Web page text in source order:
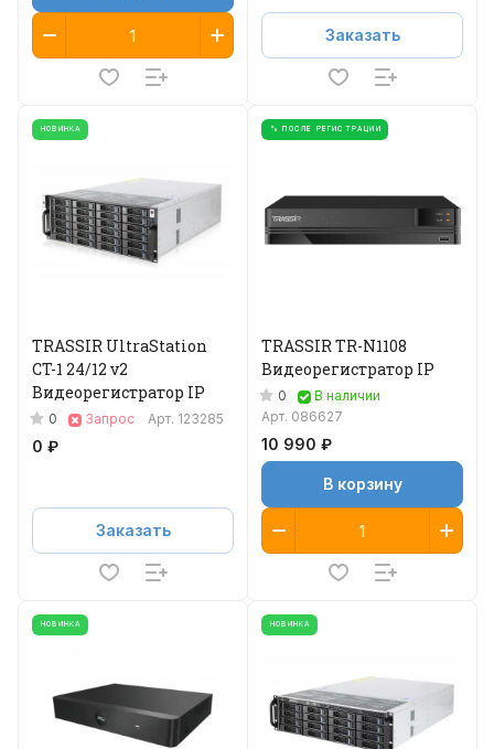
Заказать
НОВИНКА
TRASSIR UltraStation
CT-1 24/12 v2
Видеорегистратор IP
0 Запрос Арт. 123285
0 ₽
Заказать
% ПОСЛЕ РЕГИСТРАЦИИ
TRASSIR TR-N1108
Видеорегистратор IP
0
В наличии
Арт. 086627
10 990 ₽
В корзину
НОВИНКА НОВИНКА